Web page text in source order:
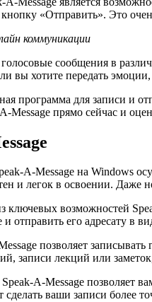
«Отправить». Это
коммуникации
голосовые сообщения в
вы хотите передать
программа для записи и
прямо сейчас и
A-Message на Windows
и легок в освоении. Даже
ключевых возможностей
отправить его адресату в
позволяет
записи лекций или
Speak-A-Message позволяет
ваши записи более